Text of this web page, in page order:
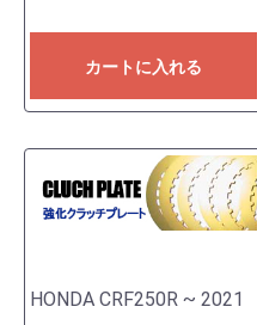
カートに入れる
HONDA CRF250R ~ 2021